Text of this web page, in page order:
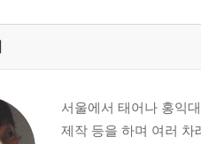
서울에서 태어나 홍익
제작 등을 하며 여러 차